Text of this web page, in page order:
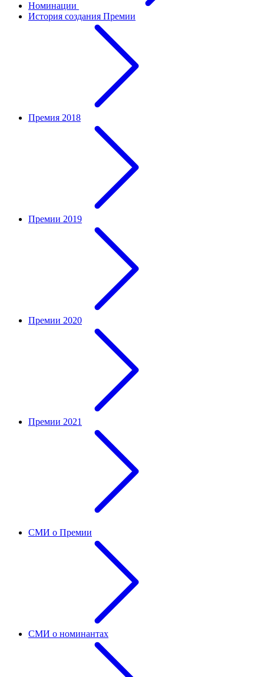
Номинации
История создания Премии
Премия 2018
Премии 2019
Премии 2020
Премии 2021
СМИ о Премии
СМИ о номинантах